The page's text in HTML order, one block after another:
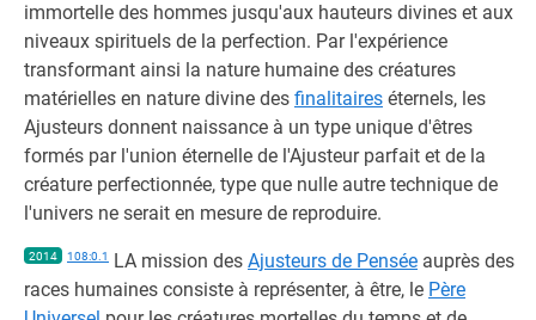
immortelle des hommes jusqu'aux hauteurs divines et aux
niveaux spirituels de la perfection. Par l'expérience
transformant ainsi la nature humaine des créatures
matérielles en nature divine des finalitaires éternels, les
Ajusteurs donnent naissance à un type unique d'êtres
formés par l'union éternelle de l'Ajusteur parfait et de la
créature perfectionnée, type que nulle autre technique de
l'univers ne serait en mesure de reproduire.
2014 108:0.1 LA mission des Ajusteurs de Pensée auprès des
races humaines consiste à représenter, à être, le Père